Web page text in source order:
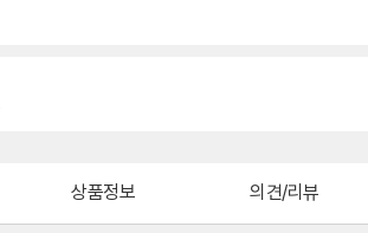
상품정보 의견/리뷰